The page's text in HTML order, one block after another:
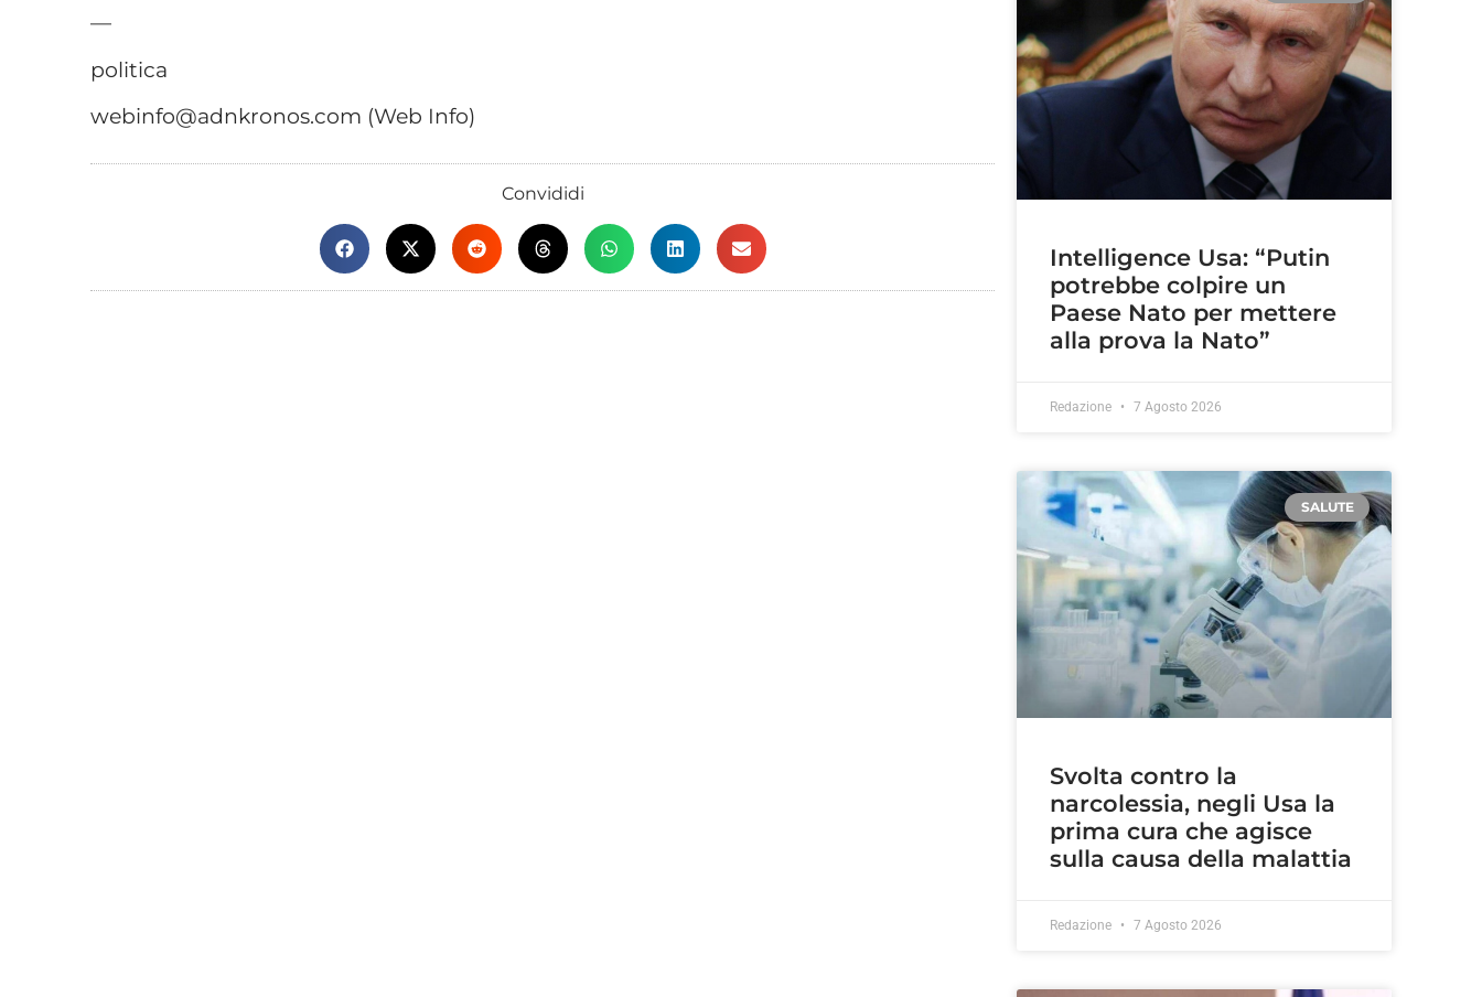
—
politica
webinfo@adnkronos.com (Web Info)
Convididi
Intelligence Usa: “Putin
potrebbe colpire un
Paese Nato per mettere
alla prova la Nato”
Redazione 7 Agosto 2026
SALUTE
Svolta contro la
narcolessia, negli Usa la
prima cura che agisce
sulla causa della malattia
Redazione 7 Agosto 2026